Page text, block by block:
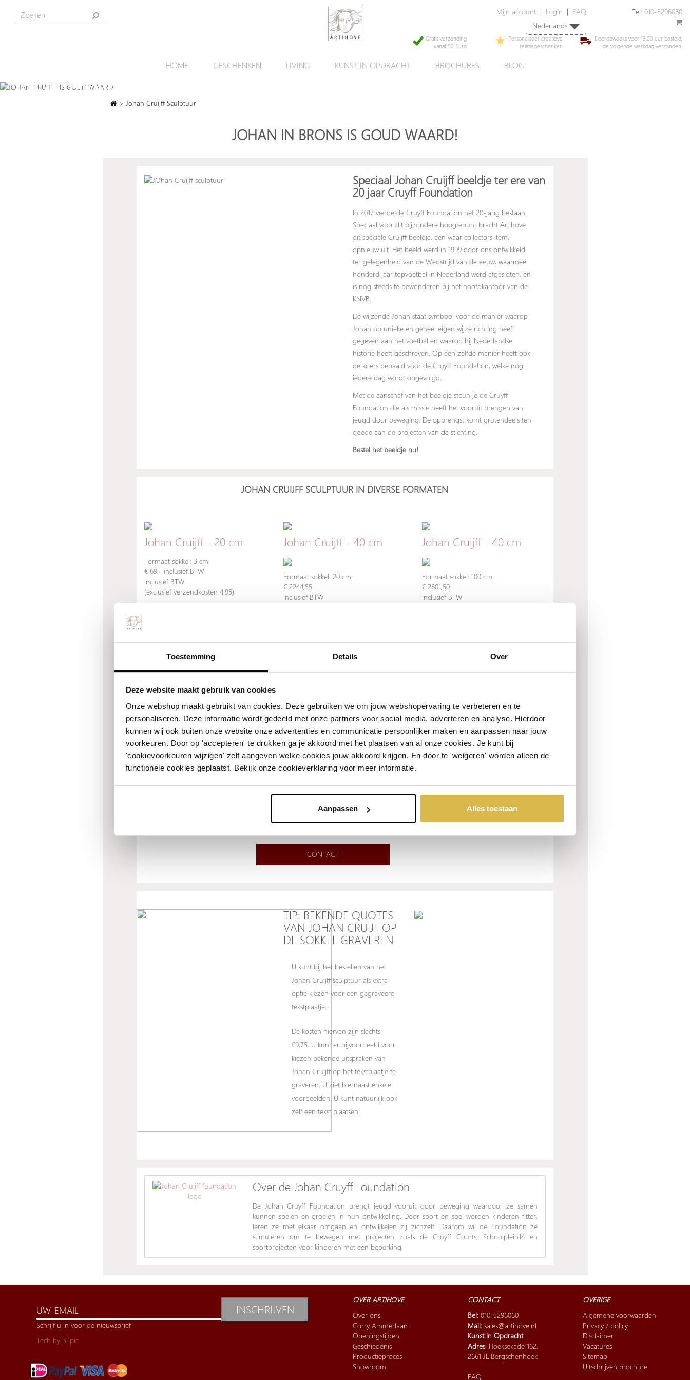
Toestemming Details Over
Deze website maakt gebruik van cookies
Onze webshop maakt gebruikt van cookies. Deze gebruiken we om jouw webshopervaring te verbeteren en te
personaliseren. Deze informatie wordt gedeeld met onze partners voor social media, adverteren en analyse. Hierdoor
kunnen wij ook buiten onze website onze advertenties en communicatie persoonlijker maken en aanpassen naar jouw
voorkeuren. Door op 'accepteren' te drukken ga je akkoord met het plaatsen van al onze cookies. Je kunt bij
'cookievoorkeuren wijzigen' zelf aangeven welke cookies jouw akkoord krijgen. En door te 'weigeren' worden alleen de
functionele cookies geplaatst. Bekijk onze cookieverklaring voor meer informatie.
Aanpassen Alles toestaan
Mijn account Login
FAQ
Nederlands
Tel: 010-5296060
Gratis verzending
vanaf 50 Euro
Personaliseer creatieve
relatiegeschenken
Doordeweeks voor 13.00 uur besteld,
de volgende werkdag verzonden.
HOME GESCHENKEN LIVING KUNST IN OPDRACHT BROCHURES BLOG
JOHAN CRUIJFF IS GOUD WAARD
Want wie dit sculptuur koopt, steunt de Cruyff Foundation
> Johan Cruijff Sculptuur
JOHAN IN BRONS IS GOUD WAARD!
Speciaal Johan Cruijff beeldje ter ere van
20 jaar Cruyff Foundation
In 2017 vierde de Cruyff Foundation het 20-jarig bestaan.
Speciaal voor dit bijzondere hoogtepunt bracht Artihove
dit speciale Cruijff beeldje, een waar collectors item,
opnieuw uit. Het beeld werd in 1999 door ons ontwikkeld
ter gelegenheid van de Wedstrijd van de eeuw, waarmee
honderd jaar topvoetbal in Nederland werd afgesloten, en
is nog steeds te bewonderen bij het hoofdkantoor van de
KNVB.
De wijzende Johan staat symbool voor de manier waarop
Johan op unieke en geheel eigen wijze richting heeft
gegeven aan het voetbal en waarop hij Nederlandse
historie heeft geschreven. Op een zelfde manier heeft ook
de koers bepaald voor de Cruyff Foundation, welke nog
iedere dag wordt opgevolgd.
Met de aanschaf van het beeldje steun je de Cruyff
Foundation die als missie heeft het vooruit brengen van
jeugd door beweging. De opbrengst komt grotendeels ten
goede aan de projecten van de stichting.
Bestel het beeldje nu!
JOHAN CRUIJFF SCULPTUUR IN DIVERSE FORMATEN
Johan Cruijff - 20 cm
Formaat sokkel: 3 cm.
€ 69,- inclusief BTW
inclusief BTW
(exclusief verzendkosten 4,95)
Johan Cruijff - 40 cm
Formaat sokkel: 20 cm.
€ 2244,55
inclusief BTW
Johan Cruijff - 40 cm
Formaat sokkel: 100 cm.
€ 2601,50
inclusief BTW
GROTER FORMAAT
SCULPTUUR
Er zijn ook exemplaren ontwikkeld van 105 en (levensgroot)
175 centimeter – een prachtige kans voor bedrijven en
business clubs. Deze sculpturen worden in beperkte oplage
geproduceerd. Dit sculptuur staat prachtig in uw hal of
bedrijfskantoor, of natuurlijk in de tuin. U ontvangt een
certificaat van echtheid bij het sculptuur.
Voor meer informatie en de prijs neemt u
stuur een email via onderstaande knop.
CONTACT
TIP: BEKENDE QUOTES
VAN JOHAN CRUIJF OP
DE SOKKEL GRAVEREN
U kunt bij het bestellen van het
Johan Cruijff sculptuur als extra
optie kiezen voor een gegraveerd
tekstplaatje.
De kosten hiervan zijn slechts
€9,75. U kunt er bijvoorbeeld voor
kiezen bekende uitspraken van
Johan Cruijff op het tekstplaatje te
graveren. U ziet hiernaast enkele
voorbeelden. U kunt natuurlijk ook
zelf een tekst plaatsen.
Over de Johan Cruyff Foundation
De Johan Cruyff Foundation brengt jeugd vooruit door beweging waardoor ze samen
kunnen spelen en groeien in hun ontwikkeling. Door sport en spel worden kinderen fitter,
leren ze met elkaar omgaan en ontwikkelen zij zichzelf. Daarom wil de Foundation ze
stimuleren om te bewegen met projecten zoals de Cruyff Courts, Schoolplein14 en
sportprojecten voor kinderen met een beperking.
INSCHRIJVEN
Schrijf u in voor de nieuwsbrief
Tech by BEpic
OVER ARTIHOVE
Over ons
Corry Ammerlaan
Openingstijden
Geschiedenis
Productieproces
Showroom
CONTACT
Bel: 010-5296060
Mail: sales@artihove.nl
Kunst in Opdracht
Adres: Hoeksekade 162,
2661 JL Bergschenhoek
FAQ
OVERIGE
Algemene voorwaarden
Privacy / policy
Disclaimer
Vacatures
Sitemap
Uitschrijven brochure